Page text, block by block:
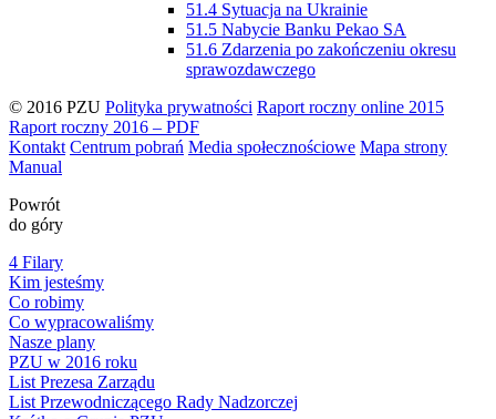
51.4 Sytuacja na Ukrainie
51.5 Nabycie Banku Pekao SA
51.6 Zdarzenia po zakończeniu okresu
sprawozdawczego
© 2016 PZU Polityka prywatności Raport roczny online 2015
Raport roczny 2016 – PDF
Kontakt Centrum pobrań Media społecznościowe Mapa strony
Manual
Powrót
do góry
4 Filary
Kim jesteśmy
Co robimy
Co wypracowaliśmy
Nasze plany
PZU w 2016 roku
List Prezesa Zarządu
List Przewodniczącego Rady Nadzorczej